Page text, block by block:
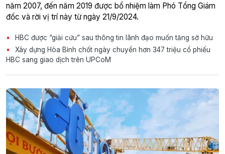
năm 2007, đến năm 2019 được bổ nhiệm làm Phó Tổng Giám
đốc và rời vị trí này từ ngày 21/9/2024.
HBC được “giải cứu” sau thông tin lãnh đạo muốn tăng sở hữu
Xây dựng Hòa Bình chốt ngày chuyển hơn 347 triệu cổ phiếu
HBC sang giao dịch trên UPCoM